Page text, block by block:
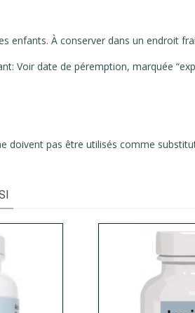
enfants. À conserver dans un endroit
Voir date de péremption, marquée
doivent pas être utilisés comme